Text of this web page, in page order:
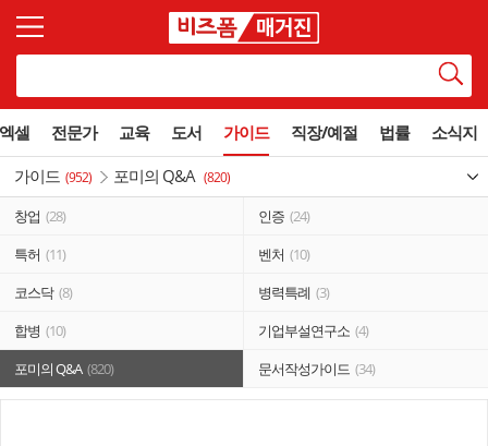
엑셀 전문가 교육 도서 가이드 직장/예절 법률 소식지
가이드 (952) 포미의 Q&A (820)
창업 (28) 인증 (24)
특허 (11) 벤처 (10)
코스닥 (8) 병력특례 (3)
합병 (10) 기업부설연구소 (4)
포미의 Q&A (820) 문서작성가이드 (34)